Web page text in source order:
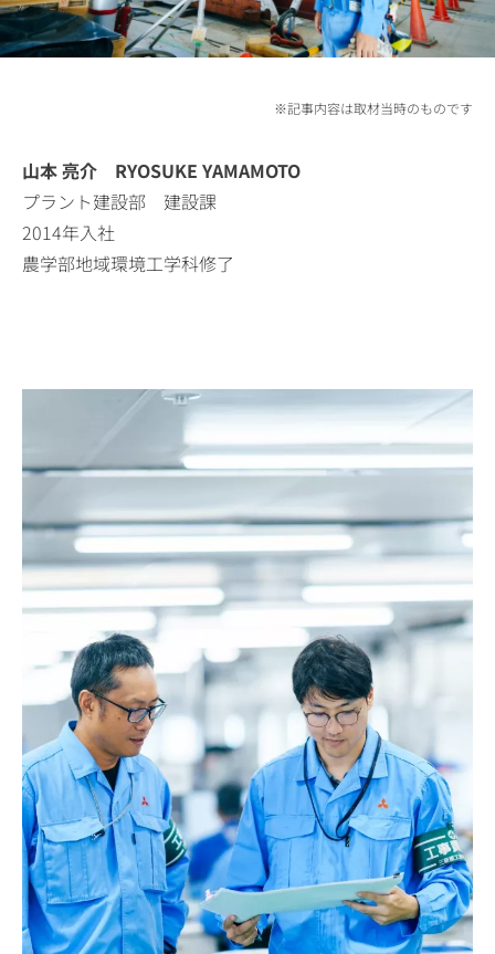
※記事内容は取材当時のものです
山本 亮介 RYOSUKE YAMAMOTO
プラント建設部 建設課
2014年入社
農学部地域環境工学科修了